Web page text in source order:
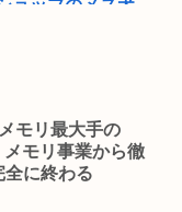
ョップのメス犬
が7割。女性「お
の記事がこれ。ど
モリ最大手の
モリ事業から徹
全に終わる